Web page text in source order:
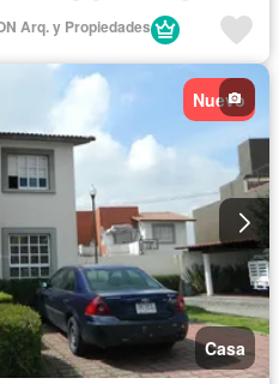
Electricidad
Gas natural
Internet
Televisión por cable
amueblado
Arq. y Propiedades
Nuevo
Casa